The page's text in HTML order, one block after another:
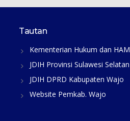
Tautan
Kementerian Hukum dan HAM
JDIH Provinsi Sulawesi Selatan
JDIH DPRD Kabupaten Wajo
Website Pemkab. Wajo